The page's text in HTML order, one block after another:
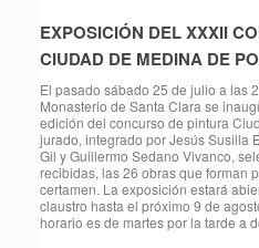
EXPOSICIÓN DEL XXXII
CIUDAD DE MEDINA DE
El pasado sábado 25 de julio a las
Monasterio de Santa Clara se
edición del concurso de pintura
jurado, integrado por Jesús Susilla
Gil y Guillermo Sedano Vivanco,
recibidas, las 26 obras que forman
certamen. La exposición estará
claustro hasta el próximo 9 de
horario es de martes por la tarde a